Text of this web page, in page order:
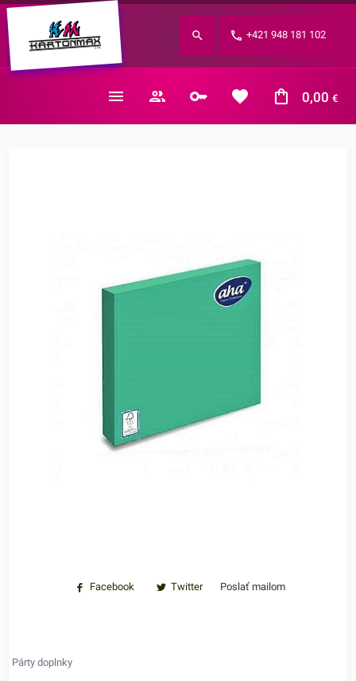
+421 948 181 102
0,00 €
Zabudnuté heslo?
E-mail
Facebook Twitter Poslať mailom
Párty doplnky